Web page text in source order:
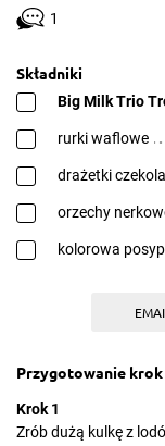
1
Składniki
Big Milk Trio
rurki waflowe
drażetki
orzechy
kolorowa
Przygotowanie
Krok 1
Zrób dużą kulkę z